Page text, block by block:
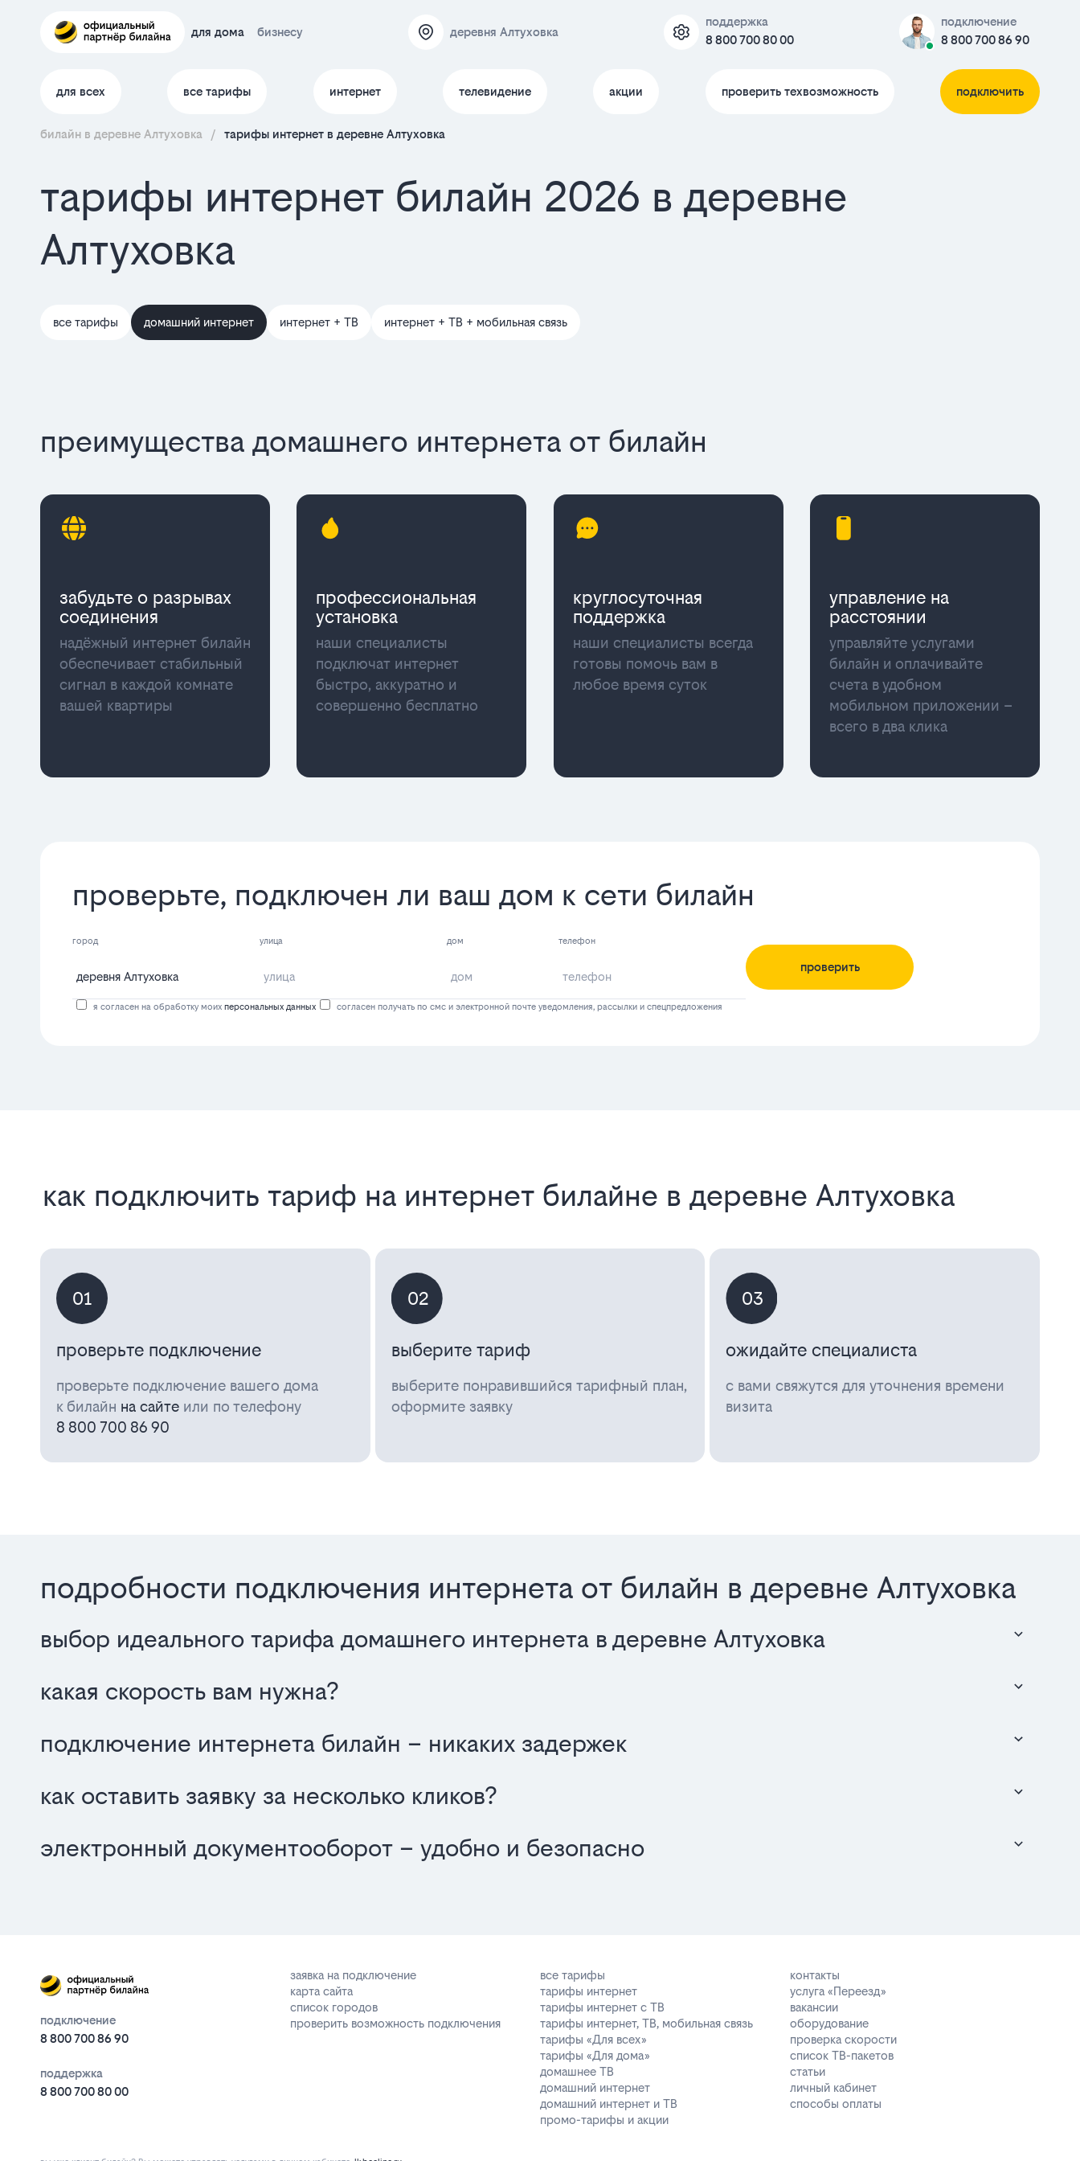
для дома бизнесу деревня Алтуховка
поддержка
8 800 700 80 00
подключение
8 800 700 86 90
для всех все тарифы интернет телевидение акции проверить техвозможность подключить
билайн в деревне Алтуховка / тарифы интернет в деревне Алтуховка
тарифы интернет билайн 2026 в деревне
Алтуховка
все тарифы домашний интернет интернет + ТВ интернет + ТВ + мобильная связь
преимущества домашнего интернета от билайн
забудьте о разрывах
соединения
надёжный интернет билайн
обеспечивает стабильный
сигнал в каждой комнате
вашей квартиры
профессиональная
установка
наши специалисты
подключат интернет
быстро, аккуратно и
совершенно бесплатно
круглосуточная
поддержка
наши специалисты всегда
готовы помочь вам в
любое время суток
управление на
расстоянии
управляйте услугами
билайн и оплачивайте
счета в удобном
мобильном приложении –
всего в два клика
проверьте, подключен ли ваш дом к сети билайн
город улица дом телефон
проверить
я согласен на обработку моих персональных данных согласен получать по смс и электронной почте уведомления, рассылки и спецпредложения
как подключить тариф на интернет билайне в деревне Алтуховка
01
проверьте подключение
проверьте подключение вашего дома
к билайн на сайте или по телефону
8 800 700 86 90
02
выберите тариф
выберите понравившийся тарифный план,
оформите заявку
03
ожидайте специалиста
с вами свяжутся для уточнения времени
визита
подробности подключения интернета от билайн в деревне Алтуховка
выбор идеального тарифа домашнего интернета в деревне Алтуховка
какая скорость вам нужна?
подключение интернета билайн – никаких задержек
как оставить заявку за несколько кликов?
электронный документооборот – удобно и безопасно
подключение
8 800 700 86 90
поддержка
8 800 700 80 00
заявка на подключение
карта сайта
список городов
проверить возможность подключения
все тарифы
тарифы интернет
тарифы интернет с ТВ
тарифы интернет, ТВ, мобильная связь
тарифы «Для всех»
тарифы «Для дома»
домашнее ТВ
домашний интернет
домашний интернет и ТВ
промо-тарифы и акции
контакты
услуга «Переезд»
вакансии
оборудование
проверка скорости
список ТВ-пакетов
статьи
личный кабинет
способы оплаты